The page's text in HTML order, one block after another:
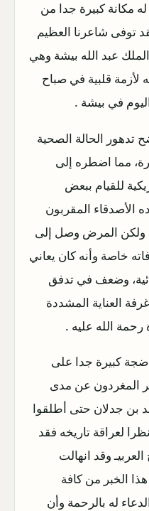
مكانة كبيرة جدا من
توفى شاعرنا العظيم
عبد الله بيشة وهي
لأزمة قلبية في صباح
في بيشة .
تدهور الحالة الصحية
مما اضطره إلى
للقيام ببعض
الأصدقاء المقربون
ولكن المرض وصل إلى
خاصة وأنه كان يعاني
وضعف في تدفق
العناية المشددة
رحمة الله عليه .
ضجة كبيرة جدا على
المغردون عن مدى
بن جدلان حتى أطلقوا
لعراقة تاريخه فقد
وقد انهالت
الخبر من كافة
له بالرحمة وأن